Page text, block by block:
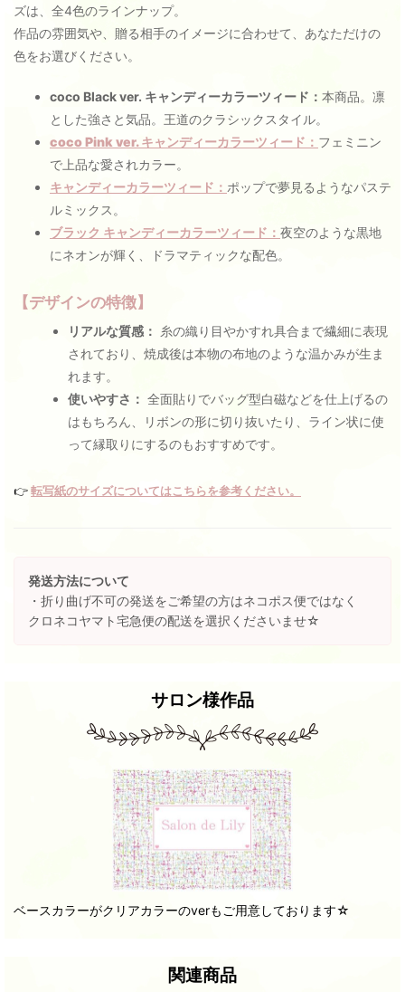
ズは、全4色のラインナップ。
作品の雰囲気や、贈る相手のイメージに合わせて、あなただけの
色をお選びください。
coco Black ver. キャンディーカラーツィード： 本商品。凛
とした強さと気品。王道のクラシックスタイル。
coco Pink ver. キャンディーカラーツィード： フェミニン
で上品な愛されカラー。
キャンディーカラーツィード： ポップで夢見るようなパステ
ルミックス。
ブラック キャンディーカラーツィード： 夜空のような黒地
にネオンが輝く、ドラマティックな配色。
【デザインの特徴】
リアルな質感：
糸の織り目やかすれ具合まで繊細に表現
されており、焼成後は本物の布地のような温かみが生ま
れます。
使いやすさ： 全面貼りでバッグ型白磁などを仕上げるの
はもちろん、リボンの形に切り抜いたり、ライン状に使
って縁取りにするのもおすすめです。
👉 転写紙のサイズについてはこちらを参考ください。
発送方法について
・折り曲げ不可の発送をご希望の方はネコポス便ではなく
クロネコヤマト宅急便の配送を選択くださいませ☆
サロン様作品
ベースカラーがクリアカラーのverもご用意しております☆
関連商品